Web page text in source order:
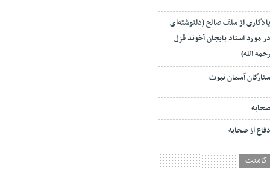
یادگاری از سلف صالح (دلنوشته‌ای
در مورد استاد بایجان آخوند قزل
رحمه الله)
ستارگان آسمان نبوت
صحابه
دفاع از صحابه
کامنت